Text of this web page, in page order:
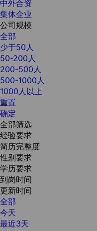
中外合资
集体企业
公司规模
全部
少于50人
50-200人
200-500人
500-1000人
1000人以上
重置
确定
全部筛选
经验要求
简历完整度
性别要求
学历要求
到岗时间
更新时间
全部
今天
最近3天